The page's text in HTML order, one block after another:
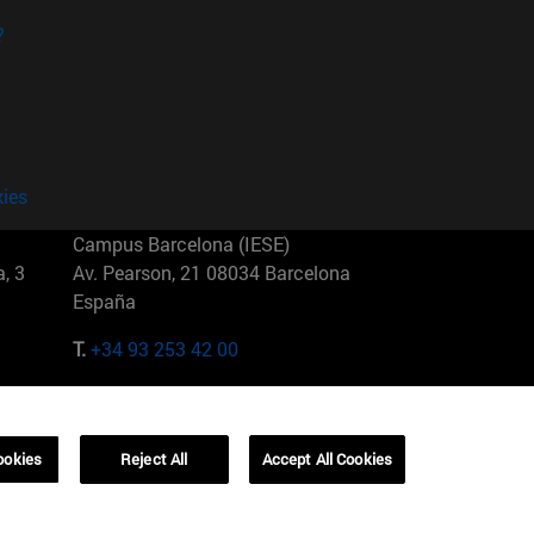
3
Campus Barcelona (IESE)
Av. Pearson, 21 08034 Barcelona
España
T.+34 93 253 42 00
01321001 Bela Vista Brasil
Reject All Accept All Cookies